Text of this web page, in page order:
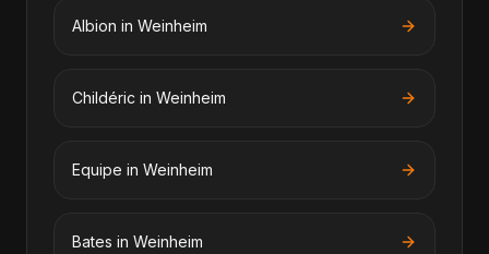
Albion in Weinheim
Childéric in Weinheim
Equipe in Weinheim
Bates in Weinheim